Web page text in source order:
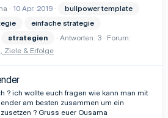
10 Apr. 2019
bullpower template
einfache strategie
strategien Antworten: 3
Forum:
Ziele & Erfolge
? ich wollte euch fragen wie kann man mit
am besten zusammen um ein
? Gruss euer Ousama